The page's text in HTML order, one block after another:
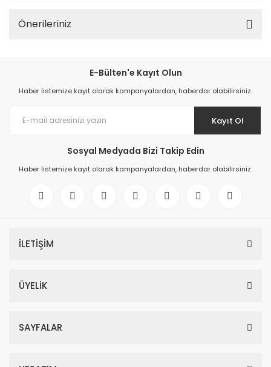
Önerileriniz
E-Bülten'e Kayıt Olun
Haber listemize kayıt olarak kampanyalardan, haberdar olabilirsiniz.
Kayıt Ol
Sosyal Medyada Bizi Takip Edin
Haber listemize kayıt olarak kampanyalardan, haberdar olabilirsiniz.
İLETİŞİM
ÜYELİK
SAYFALAR